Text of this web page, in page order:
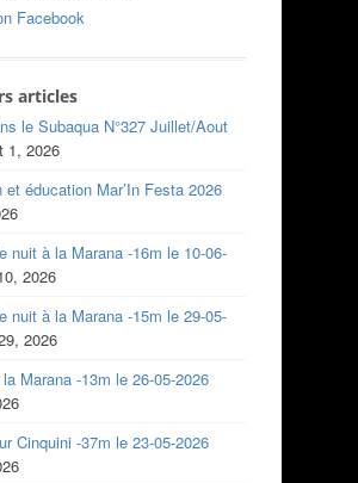
Facebook
articles
le Subaqua N°327 Juillet/Aout
1, 2026
et éducation Mar’In Festa 2026
nuit à la Marana -16m le 10-06-
2026
nuit à la Marana -15m le 29-05-
2026
Marana -13m le 26-05-2026
Cinquini -37m le 23-05-2026